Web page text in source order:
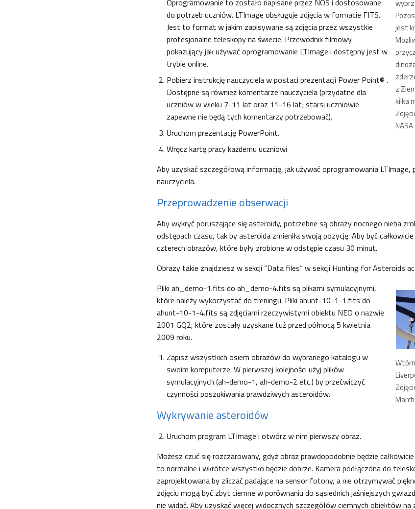
jest
z
kilka
Oprogramowanie to zostało napisane przez NOS i dostosowane
do potrzeb uczniów. LTImage obsługuje zdjęcia w formacie FITS.
Jest to format w jakim zapisywane są zdjęcia przez wszystkie
profesjonalne teleskopy na świecie. Przewodnik filmowy
pokazujący jak używać oprogramowanie LTImage i dostępny jest w
trybie online.
Pobierz instrukcję nauczyciela w postaci prezentacji Power Point® .
Dostępne są również komentarze nauczyciela (przydatne dla
uczniów w wieku 7-11 lat oraz 11-16 lat; starsi uczniowie
zapewne nie będą tych komentarzy potrzebować).
Uruchom prezentację PowerPoint.
Wręcz kartę pracy każdemu uczniowi
Aby uzyskać szczegółową informację, jak używać oprogramowania LTImage,
nauczyciela.
Przeprowadzenie obserwacji
Aby wykryć poruszające się asteroidy, potrzebne są obrazy nocnego nieba
odstępach czasu, tak by asteroida zmieniła swoją pozycję. Aby być
czterech obrazów, które były zrobione w odstępie czasu 30 minut.
Obrazy takie znajdziesz w sekcji “Data files” w sekcji Hunting for Asteroids
Pliki ah_demo-1.fits do ah_demo-4.fits są plikami symulacyjnymi,
które należy wykorzystać do treningu. Pliki ahunt-10-1-1.fits do
ahunt-10-1-4.fits są zdjęciami rzeczywistymi obiektu NEO o nazwie
2001 GQ2, które zostały uzyskane tuż przed północą 5 kwietnia
2009 roku.
Zapisz wszystkich osiem obrazów do wybranego katalogu w
swoim komputerze. W pierwszej kolejności użyj plików
symulacyjnych (ah-demo-1, ah-demo-2 etc.) by przećwiczyć
czynności poszukiwania prawdziwych asteroidów.
Wykrywanie asteroidów
Uruchom program LTImage i otwórz w nim pierwszy obraz.
Możesz czuć się rozczarowany, gdyż obraz prawdopodobnie będzie
to normalne i wkrótce wszystko będzie dobrze. Kamera podłączona do
zaprojektowana by zliczać padające na sensor fotony, a nie otrzymywać
zdjęciu mogą być zbyt ciemne w porównaniu do sąsiednich jaśniejszych
nie widać. Aby uzyskać więcej widocznych szczegółów ciemnych obiektów na